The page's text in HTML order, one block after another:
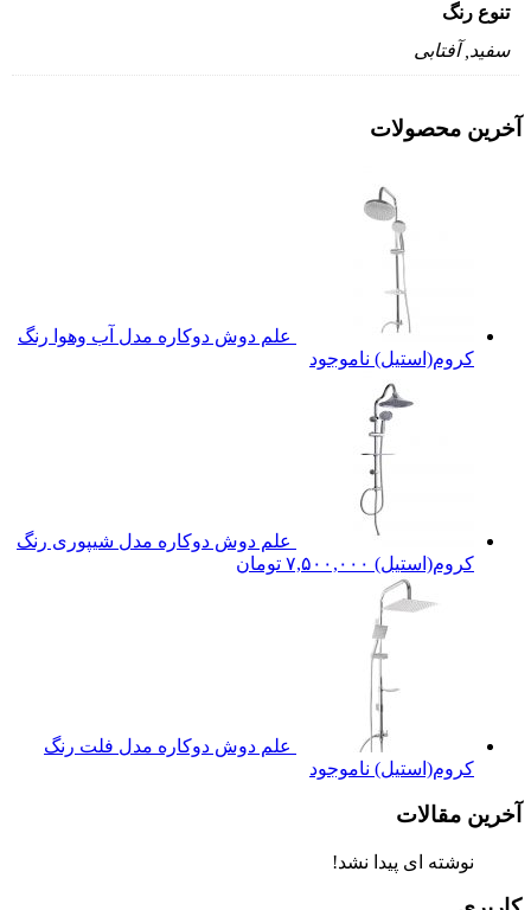
تنوع رنگ
سفید, آفتابی
آخرین محصولات
علم دوش دوکاره مدل آب وهوا رنگ
کروم(استیل) ناموجود
علم دوش دوکاره مدل شیپوری رنگ
کروم(استیل) ۷,۵۰۰,۰۰۰ تومان
علم دوش دوکاره مدل فلت رنگ
کروم(استیل) ناموجود
آخرین مقالات
نوشته ای پیدا نشد!